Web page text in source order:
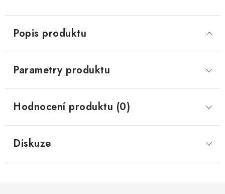
Popis produktu
Parametry produktu
Hodnocení produktu (0)
Diskuze